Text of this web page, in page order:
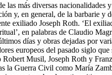
más diversas nacionalidades
y, en general, de la barbarie y
exiliado Joseph Roth. ‘El
en palabras de Claudio
días y obras dejadas por
europeos del pasado siglo
Musil, Joseph Roth y
la Guerra Civil como María